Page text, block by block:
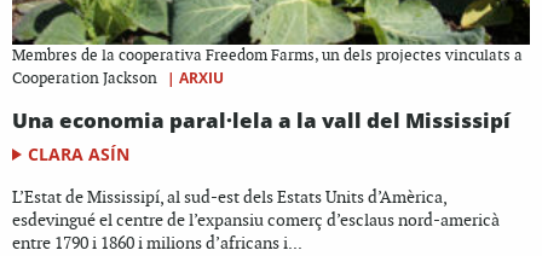
Membres de la cooperativa Freedom Farms, un dels projectes vinculats a
Cooperation Jackson
| ARXIU
Una economia paral·lela a la vall del Mississipí
CLARA ASÍN
L’Estat de Mississipí, al sud-est dels Estats Units d’Amèrica,
esdevingué el centre de l’expansiu comerç d’esclaus nord-americà
entre 1790 i 1860 i milions d’africans i...